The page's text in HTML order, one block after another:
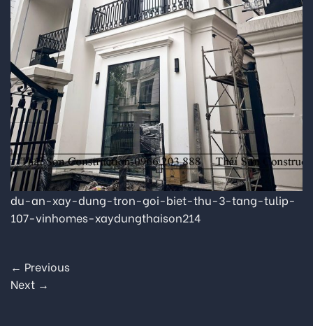
du-an-xay-dung-tron-goi-biet-thu-3-tang-tulip-
107-vinhomes-xaydungthaison214
← Previous
Next →